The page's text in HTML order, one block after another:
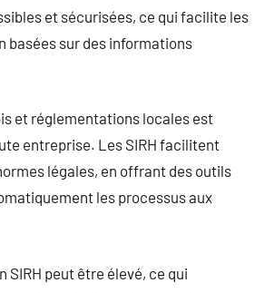
et sécurisées, ce qui facilite les
basées sur des informations
et réglementations locales est
entreprise. Les SIRH facilitent
légales, en offrant des outils
les processus aux
SIRH peut être élevé, ce qui